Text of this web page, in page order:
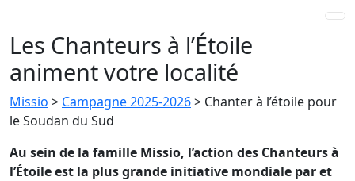
Les Chanteurs à l’Étoile
animent votre localité
Missio > Campagne 2025-2026> Chanter à l’étoile pour
le Soudan du Sud
Au sein de la famille Missio, l’action des Chanteurs à
l’Étoile est la plus grande initiative mondiale par et